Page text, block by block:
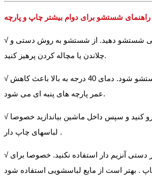
√ با ماشین لباسشویی شستشو دهید. از شستشو به روش دستی و
چلاندن یا مچاله کردن پرهیز کنید.
√ با دمای 35 درجه شستشو شود. دمای 40 درجه به بالا باعث کاهش
عمر پارچه های پنبه ای می شود.
√ لباسها را پشت و رو کنید و سپس داخل ماشین بیاندازید خصوصا
لباسهای چاپ دار .
√ از پودر ماشین یا پودر دستی آنزیم دار استفاده نکنید. خصوصا برای